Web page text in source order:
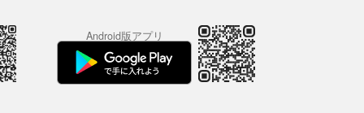
Android版アプリ